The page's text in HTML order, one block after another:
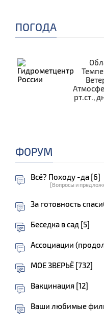
ПОГОДА
рт.ст.,
ФОРУМ
Всё? Походу -да [6]
[Вопросы и
За готовность
Беседка в сад [5]
Ассоциации
МОЕ ЗВЕРЬЁ [732]
Вакцинация [12]
Ваши любимые